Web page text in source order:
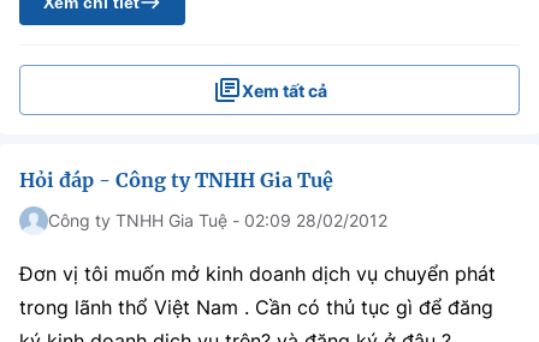
Xem tất cả
Hỏi đáp - Công ty TNHH Gia Tuệ
Công ty TNHH Gia Tuệ - 02:09 28/02/2012
Đơn vị tôi muốn mở kinh doanh dịch vụ chuyển phát
trong lãnh thổ Việt Nam . Cần có thủ tục gì để đăng